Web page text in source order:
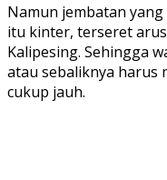
Namun jembatan
itu kinter, terseret
Kalipesing. Sehingga
atau sebaliknya harus
cukup jauh.